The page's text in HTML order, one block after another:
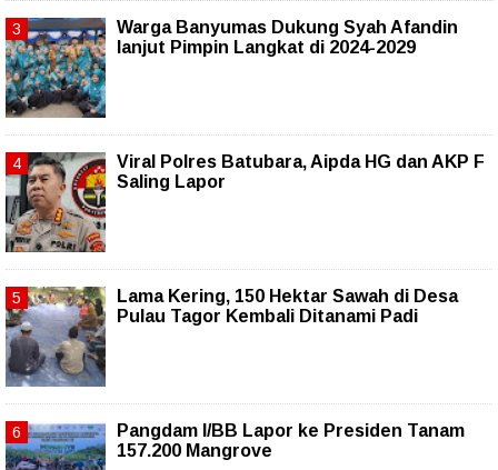
Warga Banyumas Dukung Syah Afandin
lanjut Pimpin Langkat di 2024-2029
Viral Polres Batubara, Aipda HG dan AKP F
Saling Lapor
Lama Kering, 150 Hektar Sawah di Desa
Pulau Tagor Kembali Ditanami Padi
Pangdam I/BB Lapor ke Presiden Tanam
157.200 Mangrove